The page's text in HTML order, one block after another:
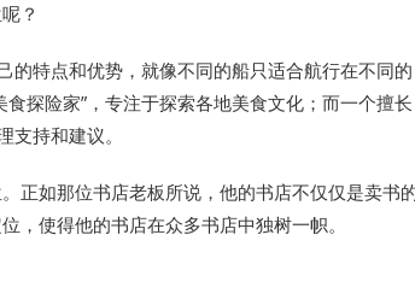
？
的特点和优势，就像不同的船只适合航行在不同的
探险家”，专注于探索各地美食文化；而一个擅长
持和建议。
正如那位书店老板所说，他的书店不仅仅是卖书
，使得他的书店在众多书店中独树一帜。